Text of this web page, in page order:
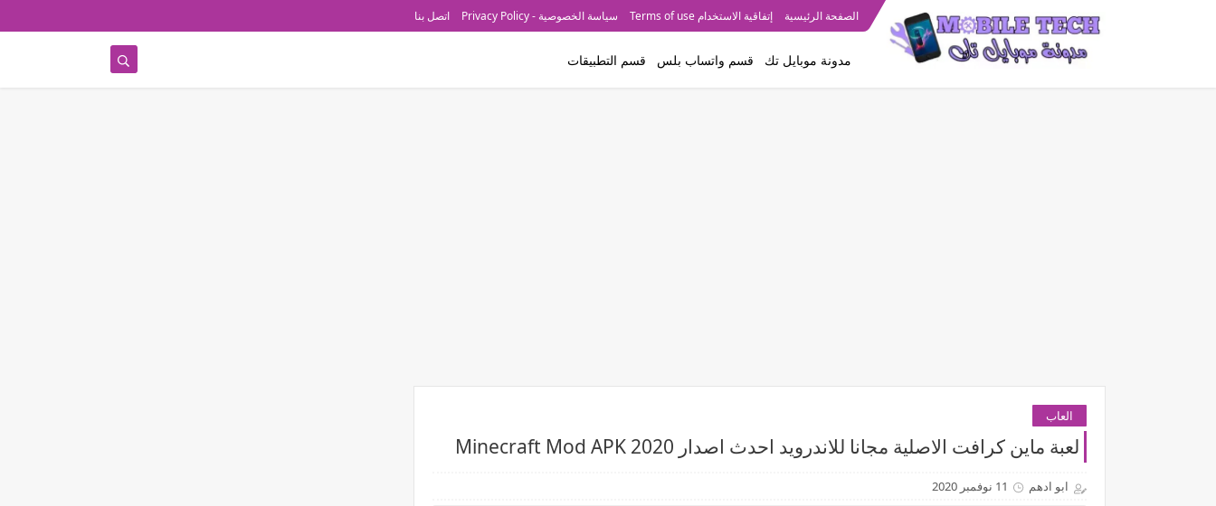
الصفحة الرئيسية إتفاقية الاستخدام Terms of use سياسة الخصوصية - Privacy Policy اتصل بنا
مدونة موبايل تك قسم واتساب بلس قسم التطبيقات
العاب
لعبة ماين كرافت الاصلية مجانا للاندرويد احدث اصدار 2020 Minecraft Mod APK
ابو ادهم 11 نوفمبر 2020